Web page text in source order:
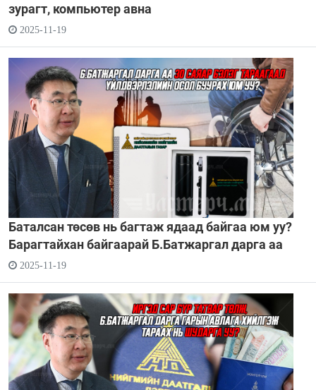
зурагт, компьютер авна
2025-11-19
Баталсан төсөв нь багтаж ядаад байгаа юм уу?
Барагтайхан байгаарай Б.Батжаргал дарга аа
2025-11-19